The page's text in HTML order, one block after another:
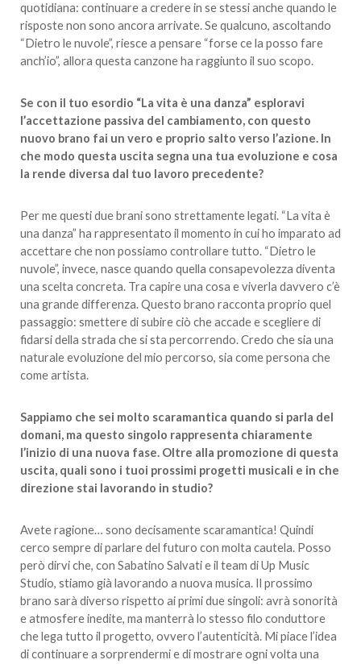
quotidiana: continuare a credere in se stessi anche quando le
risposte non sono ancora arrivate. Se qualcuno, ascoltando
“Dietro le nuvole”, riesce a pensare “forse ce la posso fare
anch’io”, allora questa canzone ha raggiunto il suo scopo.
Se con il tuo esordio “La vita è una danza” esploravi
l’accettazione passiva del cambiamento, con questo
nuovo brano fai un vero e proprio salto verso l’azione. In
che modo questa uscita segna una tua evoluzione e cosa
la rende diversa dal tuo lavoro precedente?
Per me questi due brani sono strettamente legati. “La vita è
una danza” ha rappresentato il momento in cui ho imparato ad
accettare che non possiamo controllare tutto. “Dietro le
nuvole”, invece, nasce quando quella consapevolezza diventa
una scelta concreta. Tra capire una cosa e viverla davvero c’è
una grande differenza. Questo brano racconta proprio quel
passaggio: smettere di subire ciò che accade e scegliere di
fidarsi della strada che si sta percorrendo. Credo che sia una
naturale evoluzione del mio percorso, sia come persona che
come artista.
Sappiamo che sei molto scaramantica quando si parla del
domani, ma questo singolo rappresenta chiaramente
l’inizio di una nuova fase. Oltre alla promozione di questa
uscita, quali sono i tuoi prossimi progetti musicali e in che
direzione stai lavorando in studio?
Avete ragione… sono decisamente scaramantica! Quindi
cerco sempre di parlare del futuro con molta cautela. Posso
però dirvi che, con Sabatino Salvati e il team di Up Music
Studio, stiamo già lavorando a nuova musica. Il prossimo
brano sarà diverso rispetto ai primi due singoli: avrà sonorità
e atmosfere inedite, ma manterrà lo stesso filo conduttore
che lega tutto il progetto, ovvero l’autenticità. Mi piace l’idea
di continuare a sorprendermi e di mostrare ogni volta una